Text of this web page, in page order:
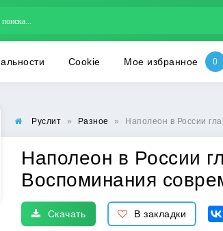
Cookie Мое избранное
Руслит » Разное » Наполеон в России
Наполеон в России
Воспоминания
Скачать В закладки